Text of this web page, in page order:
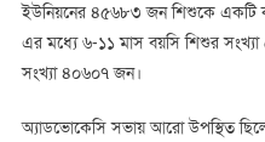
ইউনিয়নের ৪৫৬৮৩ জন শিশুকে একটি
এর মধ্যে ৬-১১ মাস বয়সি শিশুর
সংখ্যা ৪০৬০৭ জন।
অ্যাডভোকেসি সভায় আরো উপস্থিত